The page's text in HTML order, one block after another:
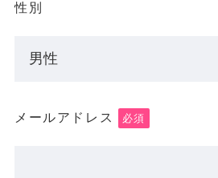
性別
メールアドレス 必須